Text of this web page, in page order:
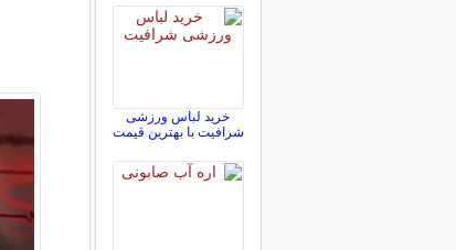
خرید لباس ورزشی
شرافیت با بهترین قیمت